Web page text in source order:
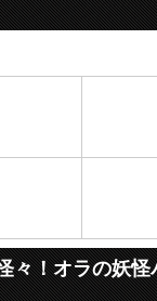
々！オラの妖怪